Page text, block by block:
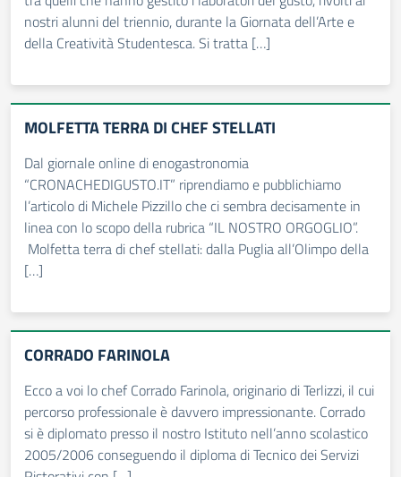
nostri alunni del triennio, durante la Giornata dell’Arte e
della Creatività Studentesca. Si tratta […]
MOLFETTA TERRA DI CHEF STELLATI
Dal giornale online di enogastronomia
“CRONACHEDIGUSTO.IT” riprendiamo e pubblichiamo
l’articolo di Michele Pizzillo che ci sembra decisamente in
linea con lo scopo della rubrica “IL NOSTRO ORGOGLIO”.
Molfetta terra di chef stellati: dalla Puglia all’Olimpo della
[…]
CORRADO FARINOLA
Ecco a voi lo chef Corrado Farinola, originario di Terlizzi, il cui
percorso professionale è davvero impressionante. Corrado
si è diplomato presso il nostro Istituto nell’anno scolastico
2005/2006 conseguendo il diploma di Tecnico dei Servizi